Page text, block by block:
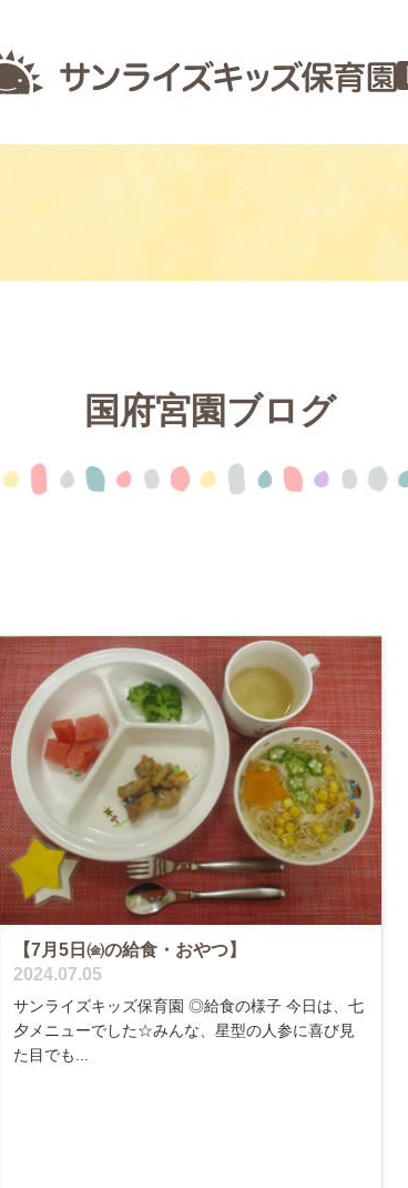
国府宮園ブログ
【7月5日㈮の給食・おやつ】
2024.07.05
サンライズキッズ保育園 ◎給食の様子 今日は、七
夕メニューでした☆みんな、星型の人参に喜び見
た目でも...